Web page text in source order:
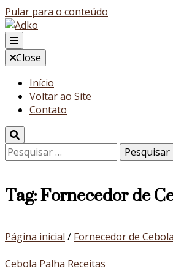
Pular para o conteúdo
Adko
Blog
Close
Início
Voltar ao Site
Contato
Pesquisar
por:
Tag:Fornecedor de
Página inicial / Fornecedor de
Cebola Palha Receitas